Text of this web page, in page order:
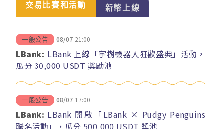
交易比賽和活動 新幣上線
一般公告 08/07 21:00
LBank: LBank 上線「宇樹機器人狂歡盛典」活動，
瓜分 30,000 USDT 獎勵池
一般公告 08/07 17:00
LBank: LBank 開啟「LBank × Pudgy Penguins
聯名活動」，瓜分 500,000 USDT 獎池